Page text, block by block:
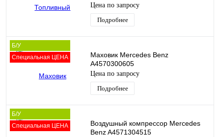
Цена по запросу
Подробнее
Б/У
Специальная ЦЕНА
Маховик Mercedes Benz
A4570300605
Цена по запросу
Подробнее
Б/У
Специальная ЦЕНА
Воздушный компрессор Mercedes
Benz A4571304515